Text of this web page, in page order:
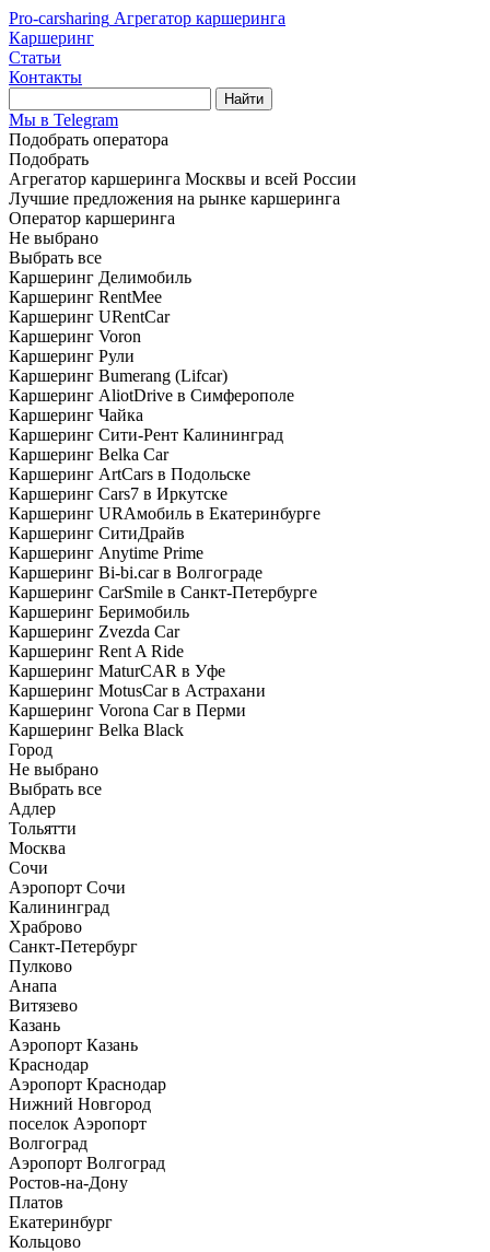
Pro-carsharing Агрегатор каршеринга
Каршеринг
Статьи
Контакты
Найти
Мы в Telegram
Подобрать оператора
Подобрать
Агрегатор каршеринга Москвы и всей России
Лучшие предложения на рынке каршеринга
Оператор каршеринга
Не выбрано
Выбрать все
Каршеринг Делимобиль
Каршеринг RentMee
Каршеринг URentCar
Каршеринг Voron
Каршеринг Рули
Каршеринг Bumerang (Lifcar)
Каршеринг AliotDrive в Симферополе
Каршеринг Чайка
Каршеринг Сити-Рент Калининград
Каршеринг Belka Car
Каршеринг ArtCars в Подольске
Каршеринг Cars7 в Иркутске
Каршеринг URAмобиль в Екатеринбурге
Каршеринг СитиДрайв
Каршеринг Anytime Prime
Каршеринг Bi-bi.car в Волгограде
Каршеринг CarSmile в Санкт-Петербурге
Каршеринг Беримобиль
Каршеринг Zvezda Car
Каршеринг Rent A Ride
Каршеринг MaturCAR в Уфе
Каршеринг MotusCar в Астрахани
Каршеринг Vorona Car в Перми
Каршеринг Belka Black
Город
Не выбрано
Выбрать все
Адлер
Тольятти
Москва
Сочи
Аэропорт Сочи
Калининград
Храброво
Санкт-Петербург
Пулково
Анапа
Витязево
Казань
Аэропорт Казань
Краснодар
Аэропорт Краснодар
Нижний Новгород
поселок Аэропорт
Волгоград
Аэропорт Волгоград
Ростов-на-Дону
Платов
Екатеринбург
Кольцово